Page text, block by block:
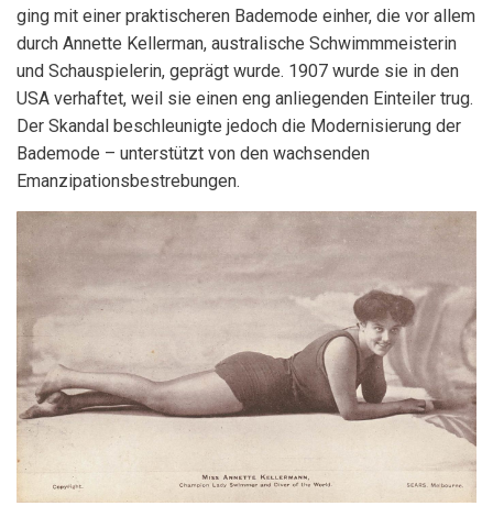
ging mit einer praktischeren Bademode einher, die vor allem
durch Annette Kellerman, australische Schwimmmeisterin
und Schauspielerin, geprägt wurde. 1907 wurde sie in den
USA verhaftet, weil sie einen eng anliegenden Einteiler trug.
Der Skandal beschleunigte jedoch die Modernisierung der
Bademode – unterstützt von den wachsenden
Emanzipationsbestrebungen.